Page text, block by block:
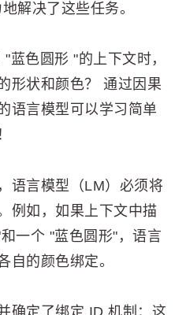
解决了这些任务。
蓝色圆形 "的上下文时，
形状和颜色？ 通过因果
语言模型可以学习简单
语言模型（LM）必须将
例如，如果上下文中描
一个 "蓝色圆形"，语言
自的颜色绑定。